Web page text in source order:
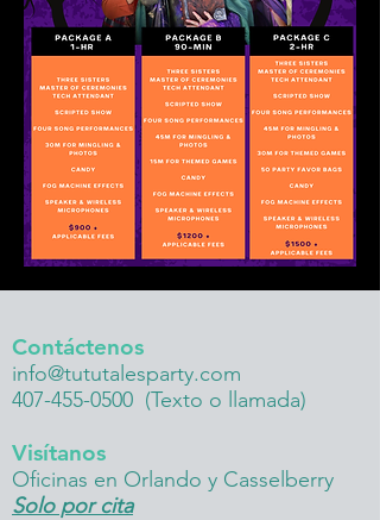
Contáctenos
info@tututalesparty.com
407-455-0500 (Texto o llamada)
Visítanos
Oficinas en Orlando y Casselberry
Solo por cita